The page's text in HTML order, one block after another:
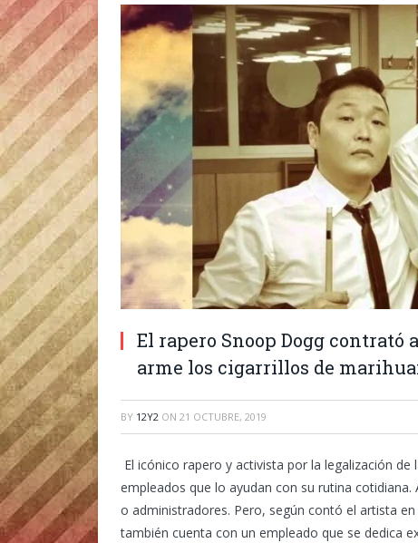
El rapero Snoop Dogg contrató
arme los cigarrillos de
BY 12Y2 ON 21 OCTUBRE, 2019
El icónico rapero y activista por la legalización
empleados que lo ayudan con su rutina
o administradores. Pero, según contó el artista
también cuenta con un empleado que se dedica